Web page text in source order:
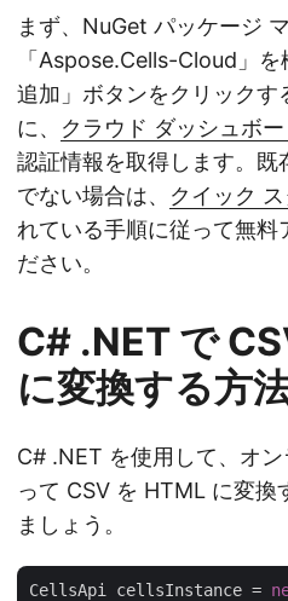
まず、NuGet パッケージ
「Aspose.Cells-Cloud」
追加」ボタンをクリックす
に、 クラウド ダッシュボー
認証情報を取得します。既
でない場合は、 クイック ス
れている手順に従って無料
ださい。
C# .NET で
に変換する方
C# .NET を使用して、オ
って CSV を HTML に変換
ましょう。
CellsApi cellsInstance =